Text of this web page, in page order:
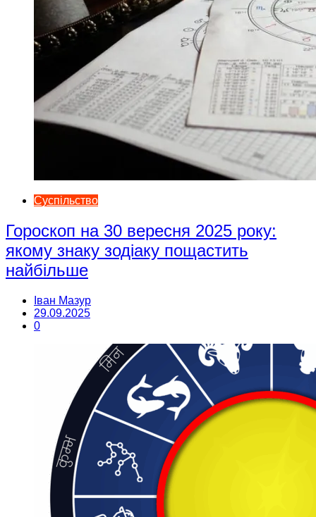
Суспільство
Гороскоп на 30 вересня 2025 року:
якому знаку зодіаку пощастить
найбільше
Іван Мазур
29.09.2025
0